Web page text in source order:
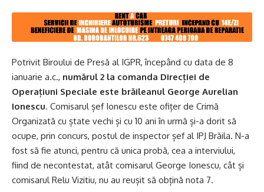
Potrivit Biroului de Presă al IGPR, începând cu data de 8
ianuarie a.c., numărul 2 la comanda Direcției de
Operațiuni Speciale este brăileanul George Aurelian
Ionescu. Comisarul șef Ionescu este ofițer de Crimă
Organizată cu ștate vechi și cu 10 ani în urmă și-a dorit să
ocupe, prin concurs, postul de inspector șef al IPJ Brăila. N-a
fost să fie atunci, pentru că unica probă, cea a interviului,
fiind de necontestat, atât comisarul George Ionescu, cât și
comisarul Relu Vizitiu, nu au reușit să obțină nota 7.